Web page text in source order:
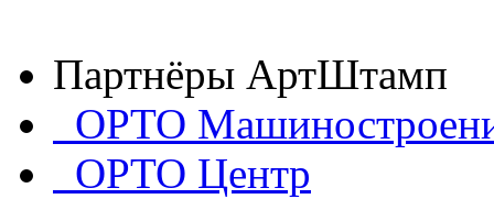
Партнёры АртШтамп
ОРТО
ОРТО Центр